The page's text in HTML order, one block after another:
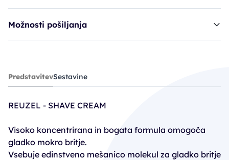
Možnosti pošiljanja
krema za britje REU Shave Cream
23,90€
PredstavitevSestavine
REUZEL - SHAVE CREAM
Visoko koncentrirana in bogata formula omogoča
gladko mokro britje.
Vsebuje edinstveno mešanico molekul za gladko britje